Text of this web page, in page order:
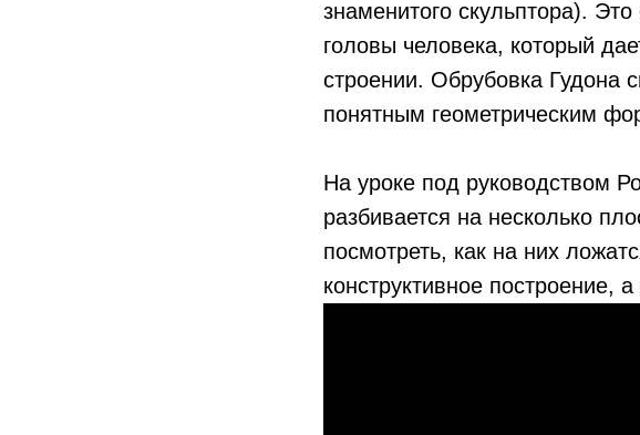
знаменитого скульптора).
головы человека, который
строении. Обрубовка Гудона
понятным геометрическим
На уроке под руководством
разбивается на несколько
посмотреть, как на них
конструктивное построение,